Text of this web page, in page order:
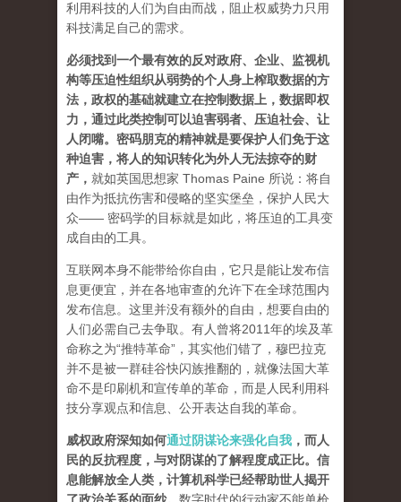
利用科技的人们为自由而战，阻止权威势力只用
科技满足自己的需求。
必须找到一个最有效的反对政府、企业、监视机
构等压迫性组织从弱势的个人身上榨取数据的方
法，政权的基础就建立在控制数据上，数据即权
力，通过此类控制可以迫害弱者、压迫社会、让
人闭嘴。密码朋克的精神就是要保护人们免于这
种迫害，将人的知识转化为外人无法掠夺的财
产 ， 就如英国思想家 Thomas Paine 所说：将自
由作为抵抗伤害和侵略的坚实堡垒，保护人民大
众—— 密码学的目标就是如此，将压迫的工具变
成自由的工具。
互联网本身不能带给你自由，它只是能让发布信
息更便宜，并在各地审查的允许下在全球范围内
发布信息。这里并没有额外的自由，想要自由的
人们必需自己去争取。有人曾将2011年的埃及革
命称之为“推特革命”，其实他们错了，穆巴拉克
并不是被一群硅谷快闪族推翻的，就像法国大革
命不是印刷机和宣传单的革命，而是人民利用科
技分享观点和信息、公开表达自我的革命。
威权政府深知如何通过阴谋论来强化自我 ，而人
民的反抗程度，与对阴谋的了解程度成正比。信
息能解放全人类，计算机科学已经帮助世人揭开